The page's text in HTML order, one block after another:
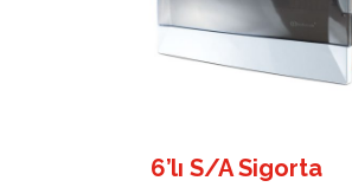
6’lı S/A Sigorta